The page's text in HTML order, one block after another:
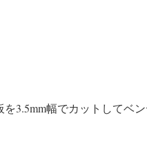
を3.5mm幅でカットしてベ